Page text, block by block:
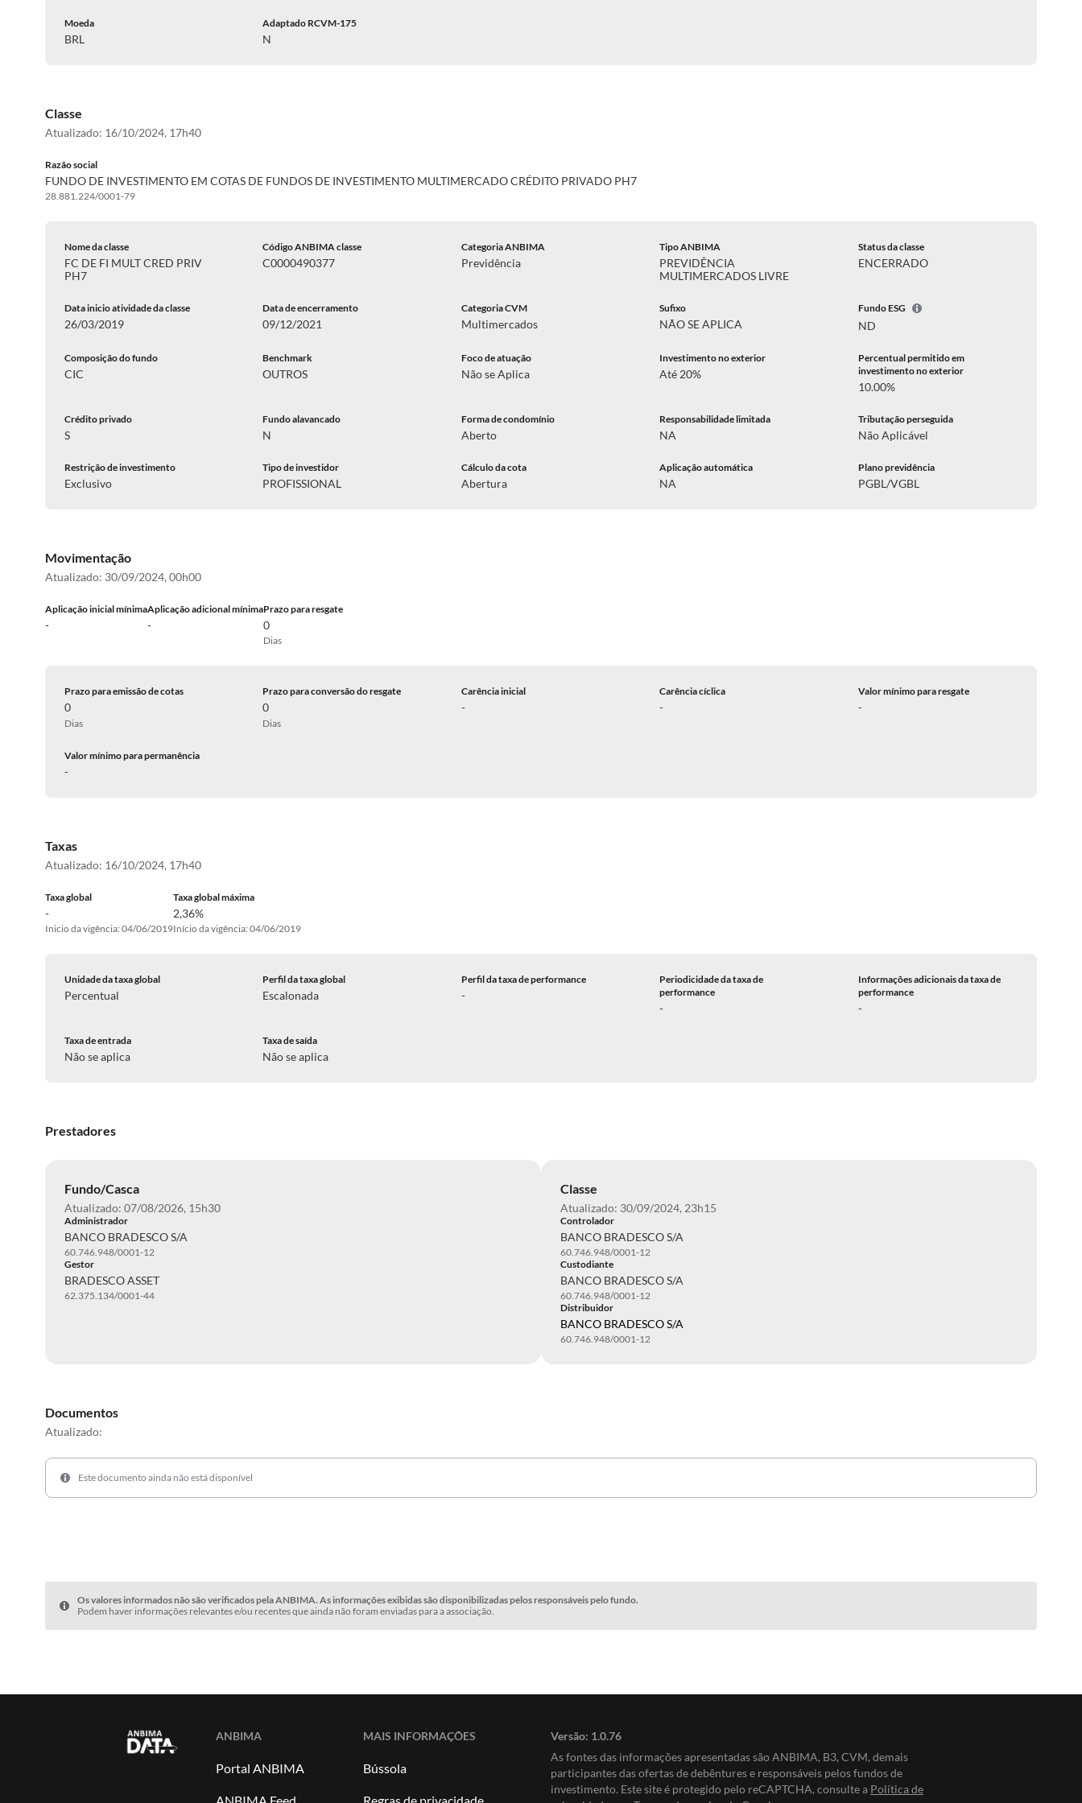
Moeda
BRL
Adaptado RCVM-175
N
Classe
Atualizado: 16/10/2024, 17h40
Razão social
FUNDO DE INVESTIMENTO EM COTAS DE FUNDOS DE INVESTIMENTO MULTIMERCADO CRÉDITO PRIVADO PH7
28.881.224/0001-79
Nome da classe
FC DE FI MULT CRED PRIV
PH7
Código ANBIMA classe
C0000490377
Categoria ANBIMA
Previdência
Tipo ANBIMA
PREVIDÊNCIA
MULTIMERCADOS LIVRE
Status da classe
ENCERRADO
Data inicio atividade da classe
26/03/2019
Data de encerramento
09/12/2021
Categoria CVM
Multimercados
Sufixo
NÃO SE APLICA
Fundo ESG
ND
Composição do fundo
CIC
Benchmark
OUTROS
Foco de atuação
Não se Aplica
Investimento no exterior
Até 20%
Percentual permitido em
investimento no exterior
10.00%
Crédito privado
S
Fundo alavancado
N
Forma de condomínio
Aberto
Responsabilidade limitada
NA
Tributação perseguida
Não Aplicável
Restrição de investimento
Exclusivo
Tipo de investidor
PROFISSIONAL
Cálculo da cota
Abertura
Aplicação automática
NA
Plano previdência
PGBL/VGBL
Movimentação
Atualizado: 30/09/2024, 00h00
Aplicação inicial mínima
-
Aplicação adicional mínima
-
Prazo para resgate
0
Dias
Prazo para emissão de cotas
0
Dias
Prazo para conversão do resgate
0
Dias
Carência inicial
-
Carência cíclica
-
Valor mínimo para resgate
-
Valor mínimo para permanência
-
Taxas
Atualizado: 16/10/2024, 17h40
Taxa global
-
Inicio da vigência: 04/06/2019
Taxa global máxima
2,36%
Início da vigência: 04/06/2019
Unidade da taxa global
Percentual
Perfil da taxa global
Escalonada
Perfil da taxa de performance
-
Periodicidade da taxa de
performance
-
Informações adicionais da taxa de
performance
-
Taxa de entrada
Não se aplica
Taxa de saída
Não se aplica
Prestadores
Fundo/Casca
Atualizado: 07/08/2026, 15h30
Administrador
BANCO BRADESCO S/A
60.746.948/0001-12
Gestor
BRADESCO ASSET
62.375.134/0001-44
Classe
Atualizado: 30/09/2024, 23h15
Controlador
BANCO BRADESCO S/A
60.746.948/0001-12
Custodiante
BANCO BRADESCO S/A
60.746.948/0001-12
Distribuidor
BANCO BRADESCO S/A
60.746.948/0001-12
Documentos
Atualizado:
Este documento ainda não está disponível
Os valores informados não são verificados pela ANBIMA. As informações exibidas são disponibilizadas pelos responsáveis pelo fundo.
Podem haver informações relevantes e/ou recentes que ainda não foram enviadas para a associação.
ANBIMA
Portal ANBIMA
MAIS INFORMAÇÕES
Bússola
Versão: 1.0.76
As fontes das informações apresentadas são ANBIMA, B3, CVM, demais
participantes das ofertas de debêntures e responsáveis pelos fundos de
investimento. Este site é protegido pelo reCAPTCHA, consulte a Política de